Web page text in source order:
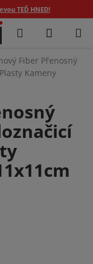
TEĎ HNED!
Hledat
Fiber Přenosný
Kameny